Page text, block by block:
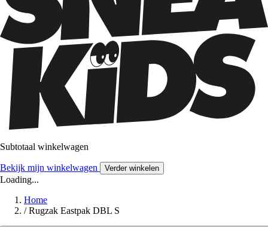
Subtotaal winkelwagen
Bekijk mijn winkelwagen Verder winkelen
Loading...
Home
/ Rugzak Eastpak DBL S